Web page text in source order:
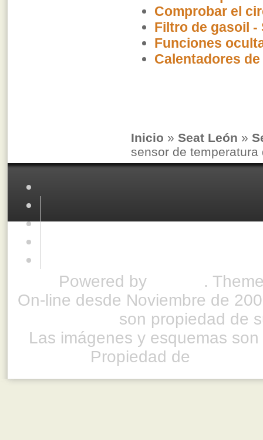
Comprobar el
Filtro de gasoil -
Funciones
Calentadores
Inicio » Seat León »
sensor de
Powered by
.
On-line desde Noviembre de
son propiedad de
Las imágenes y esquemas
Propiedad de